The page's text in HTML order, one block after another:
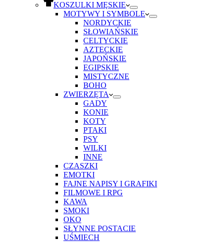
KOSZULKI MĘSKIE
MOTYWY I SYMBOLE
NORDYCKIE
SŁOWIAŃSKIE
CELTYCKIE
AZTECKIE
JAPOŃSKIE
EGIPSKIE
MISTYCZNE
BOHO
ZWIERZĘTA
GADY
KONIE
KOTY
PTAKI
PSY
WILKI
INNE
CZASZKI
EMOTKI
FAJNE NAPISY I GRAFIKI
FILMOWE I RPG
KAWA
SMOKI
OKO
SŁYNNE POSTACIE
UŚMIECH